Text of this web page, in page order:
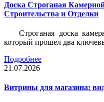
Доска Строганая
Строительства и Отделки
Строганая доска
который прошел два
Подробнее
21.07.2026
Витрины для магазина: